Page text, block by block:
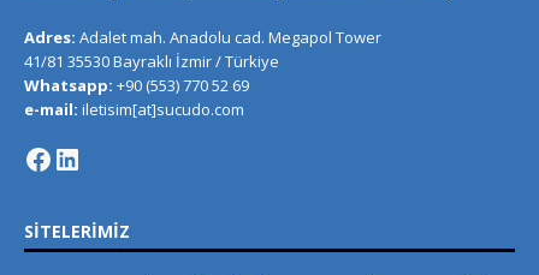
Adres: Adalet mah. Anadolu cad. Megapol Tower
41/81 35530 Bayraklı İzmir / Türkiye
Whatsapp: +90 (553) 770 52 69
e-mail: iletisim[at]sucudo.com
SITELERIMIZ